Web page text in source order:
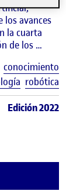
los avances
la cuarta
de los …
conocimiento
robótica
Edición 2022